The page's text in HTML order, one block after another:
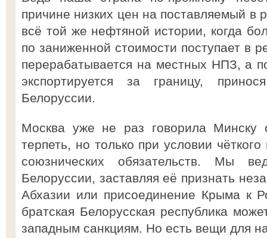
причине низких цен на поставляемый в
всё той же нефтяной истории, когда
по заниженной стоимости поступает в
перерабатывается на местных НПЗ, а
экспортируется за границу,
Белоруссии.
Москва уже не раз говорила Минску
терпеть, но только при условии
союзнических обязательств. Мы
Белоруссии, заставляя её признать
Абхазии или присоединение Крыма к
братская Белорусская республика
западным санкциям. Но есть вещи для